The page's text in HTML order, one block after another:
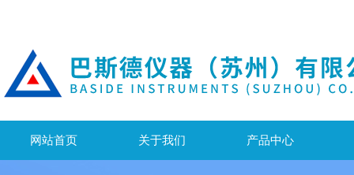
网站首页 关于我们 产品中心